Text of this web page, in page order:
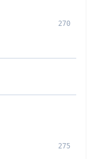
270
275